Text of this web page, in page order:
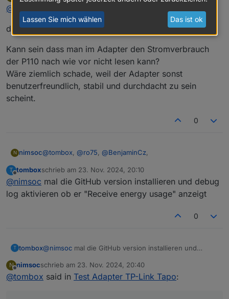
Offline
@
danke für die Tips und Anregungen.
Kann sein dass man im Adapter den Stromverbrauch
der P110 nach wie vor nicht lesen kann?
Wäre ziemlich schade, weil der Adapter sonst
benutzerfreundlich, stabil und durchdacht zu sein
scheint.
0
N nimsoc@tombox @ro75 @BenjaminCz
danke für die Tips und Anregungen.
Kann sein dass man im Adapter den Stromverbrauch
der P110 nach wie vor nicht lesen kann?
benutzerfreundlich, stabil und durchdacht zu sein
T
Offline
tomboxschrieb am 23. Nov. 2024, 20:10
zuletzt editiert von
@nimsoc mal die GitHub version installieren und debug
log aktivieren ob er "Receive energy usage" anzeigt
0
T tombox@nimsoc mal die GitHub version installieren und
anzeigt
N
Offline
nimsocschrieb am 23. Nov. 2024, 20:40
zuletzt editiert von
@tombox said in Test Adapter TP-Link Tapo:
Lassen Sie mich wählen Das ist ok